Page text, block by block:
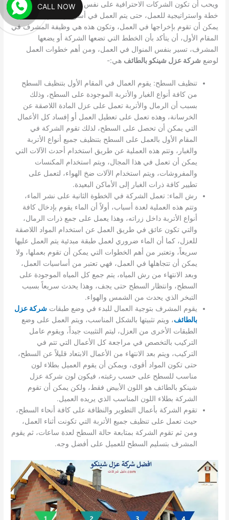
ويحب أن تكون الشركات الاحترافية على نفس المنوال، حيث يتم وضع
خطة واستراتيجية للعمل، حتى يتم العمل في أسرع وقت وبأعلى جوده
يمكن أن تقوم بإخراجها في العمل، وتكون هذه هي وظيفة المشرف في
المقام الأول، أن يتأكد بأن الخطط التي تضعها الشركة أو يضعها
المشرف، تسير بنفس المنوال في العمل، ومن أهم خطوات العمل
لوضع شركة عزل شينكو بالطائف هي:-
تنظيف السطح: يقوم العمال في المقام الأول بتنظيف السطح
من كافة أنواع الغبار والأتربة الموجودة على السطح، وذلك
بسبب أن الرمال والأتربة تعمل على عزل المادة اللاصقة عن
الخرسانة، وهذه تعمل على تعطيل العمل أو إفساد كل الأعمال
التي يمكن أن تحصل على السطح، لذلك تقوم الشركة في
المقام الأول بالعمل على السطح بتنظيف جميع أنواع الأتربة
والغبار، وتتم هذه العملية عن طريق استخدام أحدث الآلات التي
يمكن أن تعمل في هذا المجال، ويتم استخدام المكنسات
والمفروشات، ويتم استخدام الآلات ضخ الهواء، لتعمل على
تطيير كافة ذرات الغبار إلى الأماكن البعيدة.
رش الماء: تعمل الشركة في الخطوة الثانية على نشر الماء،
وتتم هذه العملية لعدة أسباب، أولاً أن الماء يقوم بإدخال كافة
أنواع الأتربة داخل زراته، وهذا يعمل على جمع ذرات الرمال،
والتي تكون عائق في طريق العمل عن استخدام المواد اللاصقة
للعزل، كما أن الماء ضروري لعمل طبقة مبدئية يتم العمل عليها
سريعاً، وتعتبر من أهم الخطوات التي يمكن أن تقوم بعملها، ولا
يمكن أن تتجاهلها في العمل، فهي تعتبر من أساسيات العمل،
وبعد الانتهاء من رش المياه، يتم جمع كل المياه الموجودة على
السطح، وانتظار السطح حتى يجف، وهذا يحدث سريعاً بسبب
التبخر الذي يحدث من الشمس والهواء.
يقوم المشرف بتوجية العمال للبدء في وضع طبقاتشركة عزل
بالطائف، ويتم تثبيتها بالشكل المناسب، ويتم العمل على وضع
الطبقات الأخرى من العزل، ليتم التثبيت جيداً، ويقوم عامل
التركيب بالتخصص في مراجعة كل الأعمال التي تتم في
التركيب، ويتم بعد الانتهاء من الأعمال الابتعاد قليلاً عن السطح،
حتى تكون المواد أقوى، ويمكن أن يقوم العميل بطلاء لون
مناسب للسطح على حسب رغبته، فيكون لون شركة عزل
شينكو بالطائف هو اللون الأبيض فقط، ولكن يمكن أن تقوم
الشركة بطلاء اللون المناسب الذي يريده العميل.
تقوم الشركة بأعمال التطوير والنظافة على كافة أنحاء السطح،
حيث تعمل على تنظيف جميع الأتربة التي تكونت أثناء العمل،
ومن ثم تقوم الشركة بمتابعة حالة السطح لعدة ساعات، ثم يقوم
المشرف بتسليم السطح للعميل على أفضل وجه.
CALL NOW